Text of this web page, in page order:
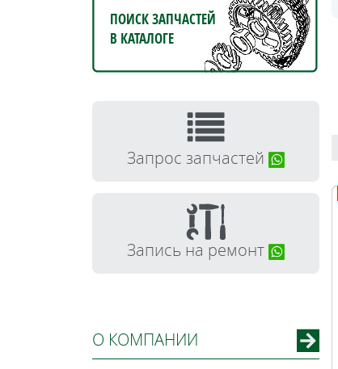
ПОИСК ЗАПЧАСТЕЙ
В КАТАЛОГЕ
Запрос запчастей
Запись на ремонт
О КОМПАНИИ